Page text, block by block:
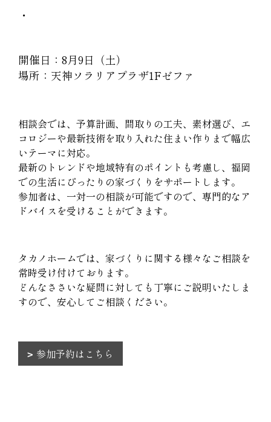
・
開催日：8月9日（土）
場所：天神ソラリアプラザ1Fゼファ
相談会では、予算計画、間取りの工夫、素材選び、エ
コロジーや最新技術を取り入れた住まい作りまで幅広
いテーマに対応。
最新のトレンドや地域特有のポイントも考慮し、福岡
での生活にぴったりの家づくりをサポートします。
参加者は、一対一の相談が可能ですので、専門的なア
ドバイスを受けることができます。
タカノホームでは、家づくりに関する様々なご相談を
常時受け付けております。
どんなささいな疑問に対しても丁寧にご説明いたしま
すので、安心してご相談ください。
参加予約はこちら